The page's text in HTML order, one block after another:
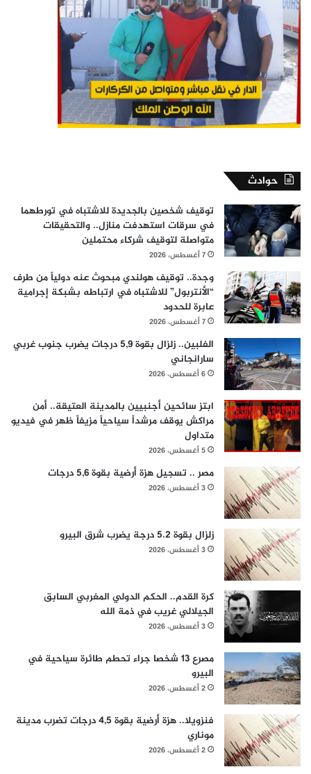
حوادث
توقيف شخصين بالجديدة للاشتباه في تورطهما
في سرقات استهدفت منازل.. والتحقيقات
متواصلة لتوقيف شركاء محتملين
7 أغسطس، 2026
وجدة.. توقيف هولندي مبحوث عنه دولياً من طرف
“الأنتربول” للاشتباه في ارتباطه بشبكة إجرامية
عابرة للحدود
7 أغسطس، 2026
الفلبين.. زلزال بقوة 5,9 درجات يضرب جنوب غربي
سارانجاني
6 أغسطس، 2026
ابتز سائحين أجنبيين بالمدينة العتيقة.. أمن
مراكش يوقف مرشداً سياحياً مزيفاً ظهر في فيديو
متداول
5 أغسطس، 2026
مصر .. تسجيل هزة أرضية بقوة 5,6 درجات
3 أغسطس، 2026
زلزال بقوة 5.2 درجة يضرب شرق البيرو
3 أغسطس، 2026
كرة القدم.. الحكم الدولي المغربي السابق
الجيلالي غريب في ذمة الله
3 أغسطس، 2026
مصرع 13 شخصا جراء تحطم طائرة سياحية في
البيرو
2 أغسطس، 2026
فنزويلا.. هزة أرضية بقوة 4,5 درجات تضرب مدينة
موناري
2 أغسطس، 2026